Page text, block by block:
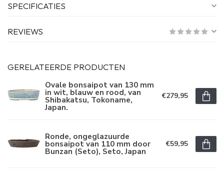
SPECIFICATIES
REVIEWS
GERELATEERDE PRODUCTEN
Ovale bonsaipot van 130 mm
in wit, blauw en rood, van
Shibakatsu, Tokoname,
Japan.
€279,95
Ronde, ongeglazuurde
bonsaipot van 110 mm door
Bunzan (Seto), Seto, Japan
€59,95